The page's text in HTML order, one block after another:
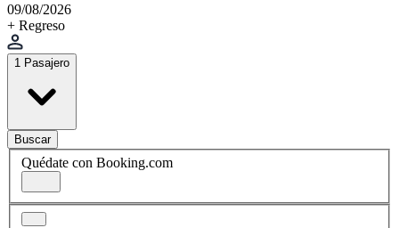
09/08/2026
+ Regreso
1 Pasajero
Buscar
Quédate con Booking.com